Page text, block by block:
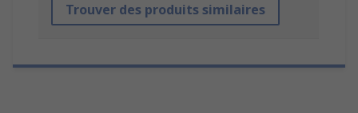
Trouver des produits similaires